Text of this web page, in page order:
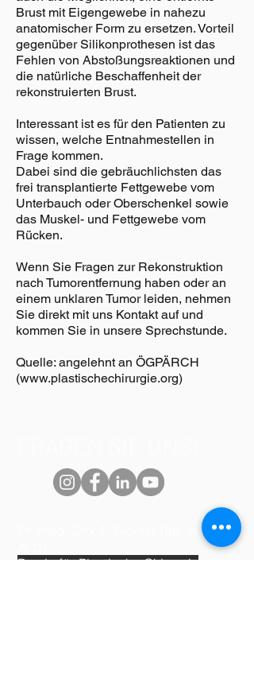
Brust mit Eigengewebe in nahezu
anatomischer Form zu ersetzen. Vorteil
gegenüber Silikonprothesen ist das
Fehlen von Abstoßungsreaktionen und
die natürliche Beschaffenheit der
rekonstruierten Brust.
Interessant ist es für den Patienten zu
wissen, welche Entnahmestellen in
Frage kommen.
Dabei sind die gebräuchlichsten das
frei transplantierte Fettgewebe vom
Unterbauch oder Oberschenkel sowie
das Muskel- und Fettgewebe vom
Rücken.
Wenn Sie Fragen zur Rekonstruktion
nach Tumorentfernung haben oder an
einem unklaren Tumor leiden, nehmen
Sie direkt mit uns Kontakt auf und
kommen Sie in unsere Sprechstunde.
Quelle: angelehnt an ÖGPÄRCH
(www.plastischechirurgie.org)
Dr. med. Dirk F. Richter (ltd. ang.
Praxis für Plastische Chirurgie